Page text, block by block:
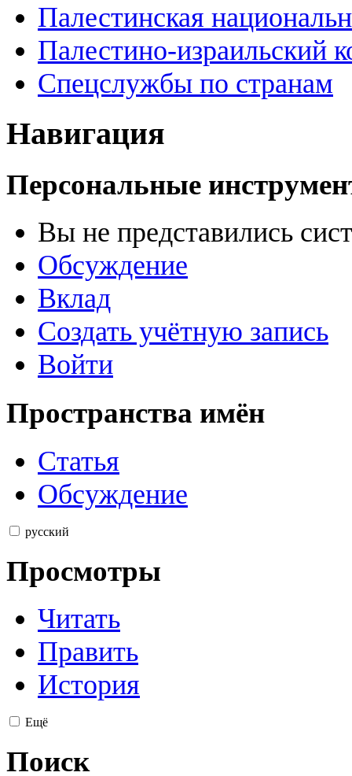
Палестинская
Палестино-израильский
Спецслужбы по странам
Навигация
Персональные
Вы не представились
Обсуждение
Вклад
Создать учётную запись
Войти
Пространства имён
Статья
Обсуждение
русский
Просмотры
Читать
Править
История
Ещё
Поиск